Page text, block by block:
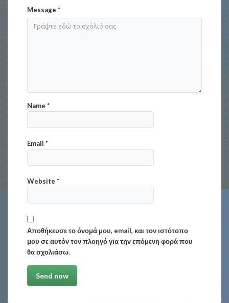
Message*
Name*
Email*
Website*
Αποθήκευσε το όνομά μου, email, και τον ιστότοπο
μου σε αυτόν τον πλοηγό για την επόμενη φορά που
θα σχολιάσω.